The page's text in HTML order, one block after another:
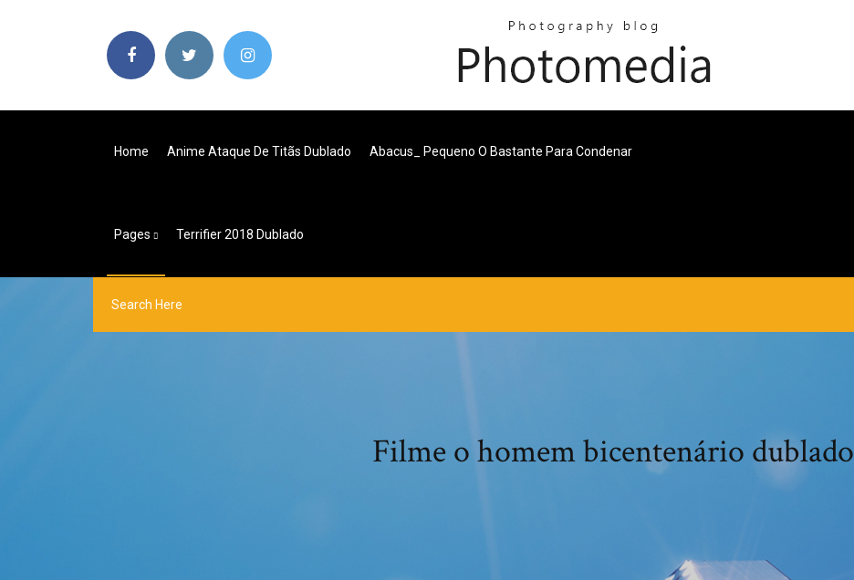
Home Anime Ataque De Titãs Dublado Abacus_ Pequeno O Bastante Para Condenar
Pages Terrifier 2018 Dublado
Filme o homem bicentenário dublado